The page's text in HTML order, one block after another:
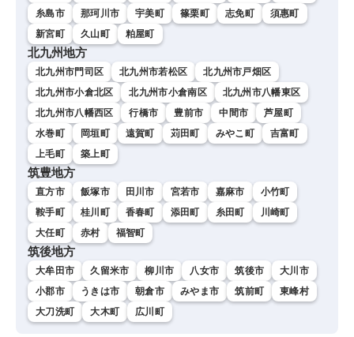
糸島市
那珂川市 宇美町 篠栗町 志免町
須惠町
新宮町
久山町 粕屋町
北九州地方
北九州市門司区 北九州市若松区
北九州市戸畑区
北九州市小倉北区
北九州市小倉南区
北九州市八幡東区
北九州市八幡西区
行橋市 豊前市 中間市
芦屋町
水巻町
岡垣町 遠賀町 苅田町 みやこ町
吉富町
上毛町
築上町
筑豊地方
直方市 飯塚市 田川市 宮若市 嘉麻市
小竹町
鞍手町
桂川町 香春町 添田町 糸田町
川崎町
大任町
赤村 福智町
筑後地方
大牟田市 久留米市 柳川市 八女市 筑後市
大川市
小郡市
うきは市 朝倉市 みやま市 筑前町
東峰村
大刀洗町
大木町 広川町